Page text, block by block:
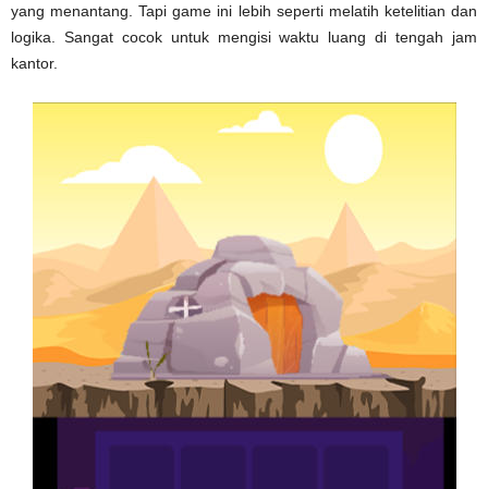
yang menantang. Tapi game ini lebih seperti melatih ketelitian dan
logika. Sangat cocok untuk mengisi waktu luang di tengah jam
kantor.